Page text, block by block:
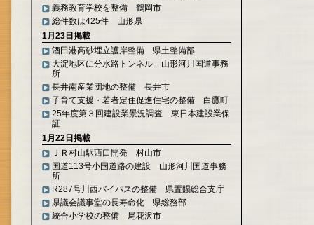
義務教育学校を整備 鶴岡市
総件数は425件 山形県
1月23日掲載
酒田港高砂埋立護岸整備 県土整備部
大淀地区に分水路トンネル 山形河川国道事務
所
長井南産業団地の整備 長井市
子育て支援・若者定住促進住宅の整備 白鷹町
25年度第３回建設業景況調査 東日本建設業保
証
1月22日掲載
ＪＲ村山駅西口開発 村山市
国道113号小国道路の建設 山形河川国道事務
所
R287号川西バイパスの整備 県置賜総合支庁
県議会議事堂の長寿命化 県総務部
統合小学校の整備 尾花沢市